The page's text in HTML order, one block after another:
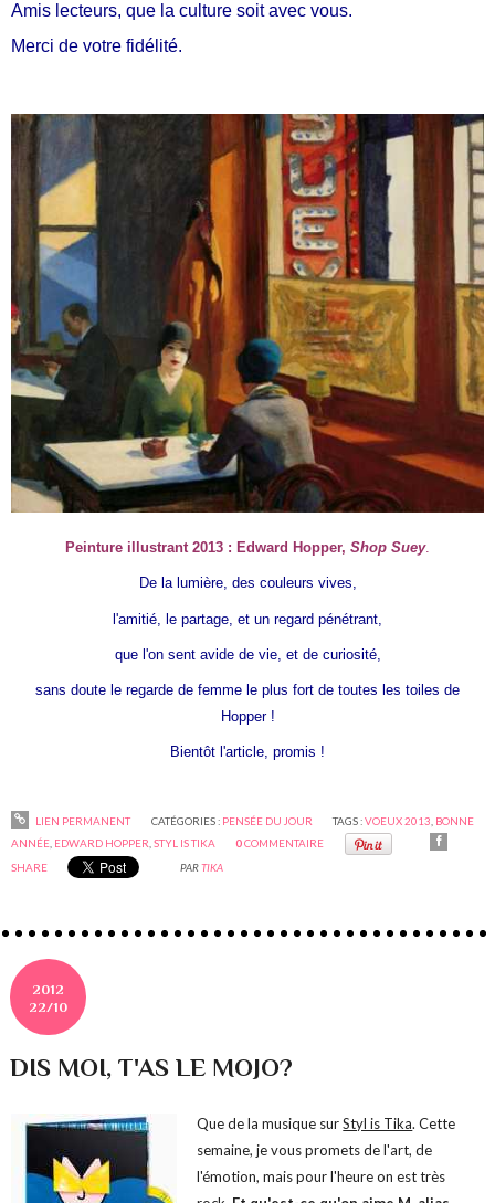
Amis lecteurs, que la culture soit avec vous.
Merci de votre fidélité.
Peinture illustrant 2013 : Edward Hopper, Shop Suey.
De la lumière, des couleurs vives,
l'amitié, le partage, et un regard pénétrant,
que l'on sent avide de vie, et de curiosité,
sans doute le regarde de femme le plus fort de toutes les toiles de
Hopper !
Bientôt l'article, promis !
LIEN PERMANENT CATÉGORIES : PENSÉE DU JOUR TAGS :VOEUX 2013 BONNE
ANNÉE EDWARD HOPPER ,STYL IS TIKA 0COMMENTAIRE
SHARE
PARTIKA
2012
22/10
DIS MOI, T'AS LE MOJO?
Que de la musique surStyl is Tika. Cette
semaine, je vous promets de l'art, de
l'émotion, mais pour l'heure on est très